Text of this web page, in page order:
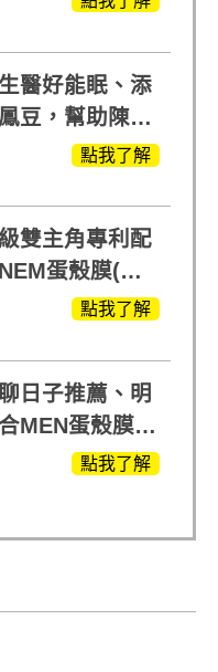
醫好能眠、添
豆，幫助陳亞
睡的力量點我了解
雙主角專利配
蛋殼膜(蛋
醣)+UCll原裝進
素
點我了解
日子推薦、明
MEN蛋殼膜
聚醣)+UCII，超
點我了解